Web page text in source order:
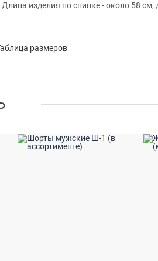
Длина изделия по спинке - около 58
размеров